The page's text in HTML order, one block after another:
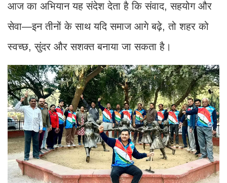
आज का अभियान यह संदेश देता है कि संवाद, सहयोग और
सेवा—इन तीनों के साथ यदि समाज आगे बढ़े, तो शहर को
स्वच्छ, सुंदर और सशक्त बनाया जा सकता है।